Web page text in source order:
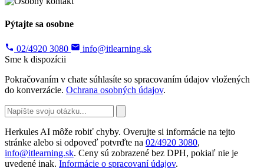
Pýtajte sa osobne
02/4920 3080
info@itlearning.sk
Sme k dispozícii
Pokračovaním v chate súhlasíte so spracovaním údajov vložených
do konverzácie. Ochrana osobných údajov.
Herkules AI môže robiť chyby. Overujte si informácie na tejto
stránke alebo si odpoveď potvrďte na 02/4920 3080,
info@itlearning.sk. Ceny sú zobrazené bez DPH, pokiaľ nie je
uvedené inak. Informácie o spracovaní údajov.